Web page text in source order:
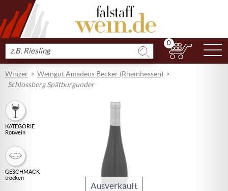
Produkt
suchen
0
Winzer
Weingut Amadeus Becker (Rheinhessen)
Schlossberg Spätburgunder
KATEGORIE
Rotwein
GESCHMACK
trocken
Ausverkauft